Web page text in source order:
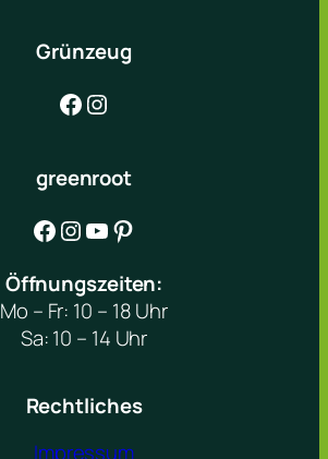
Grünzeug
Facebook Instagram
greenroot
Facebook Instagram YouTube Pinterest
Öffnungszeiten:
Mo – Fr: 10 – 18 Uhr
Sa: 10 – 14 Uhr
Rechtliches
Impressum